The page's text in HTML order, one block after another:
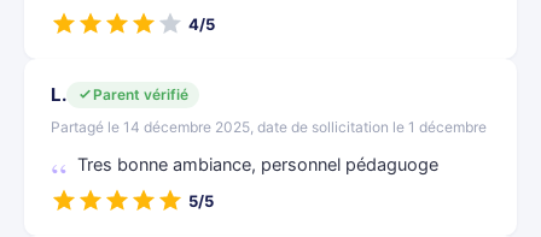
4/5
L.
Parent vérifié
Partagé le 14 décembre 2025, date de sollicitation le 1 décembre
Tres bonne ambiance, personnel pédaguoge
5/5